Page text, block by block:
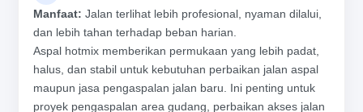
Manfaat: Jalan terlihat lebih profesional, nyaman dilalui,
dan lebih tahan terhadap beban harian.
Aspal hotmix memberikan permukaan yang lebih padat,
halus, dan stabil untuk kebutuhan perbaikan jalan aspal
maupun jasa pengaspalan jalan baru. Ini penting untuk
proyek pengaspalan area gudang, perbaikan akses jalan